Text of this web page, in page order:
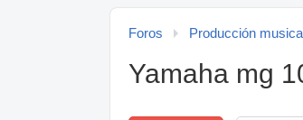
Foros Producción musical
Yamaha mg